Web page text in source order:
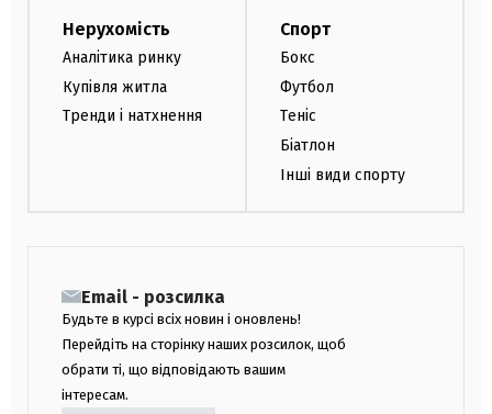
Нерухомість
Аналітика ринку
Купівля житла
Тренди і натхнення
Спорт
Бокс
Футбол
Теніс
Біатлон
Інші види спорту
Email - розсилка
Будьте в курсі всіх новин і оновлень!
Перейдіть на сторінку наших розсилок, щоб
обрати ті, що відповідають вашим
інтересам.